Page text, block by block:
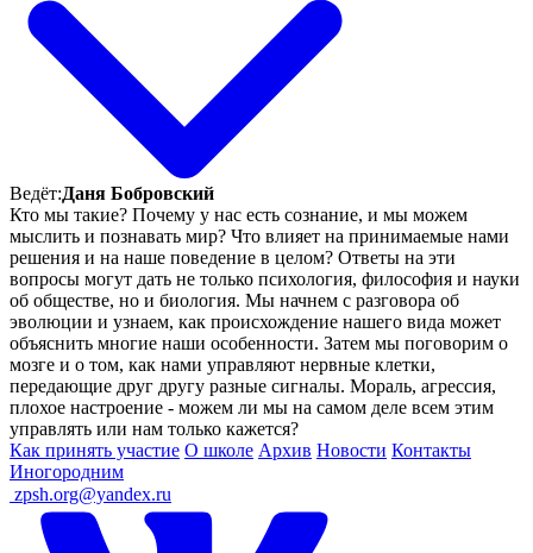
Ведёт:Даня Бобровский
Кто мы такие? Почему у нас есть сознание, и мы можем
мыслить и познавать мир? Что влияет на принимаемые нами
решения и на наше поведение в целом? Ответы на эти
вопросы могут дать не только психология, философия и науки
об обществе, но и биология. Мы начнем с разговора об
эволюции и узнаем, как происхождение нашего вида может
объяснить многие наши особенности. Затем мы поговорим о
мозге и о том, как нами управляют нервные клетки,
передающие друг другу разные сигналы. Мораль, агрессия,
плохое настроение - можем ли мы на самом деле всем этим
управлять или нам только кажется?
Как принять участие О школе Архив Новости Контакты
Иногородним
zpsh.org@yandex.ru